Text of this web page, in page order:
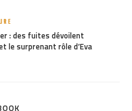
: des fuites dévoilent
le surprenant rôle d’Eva